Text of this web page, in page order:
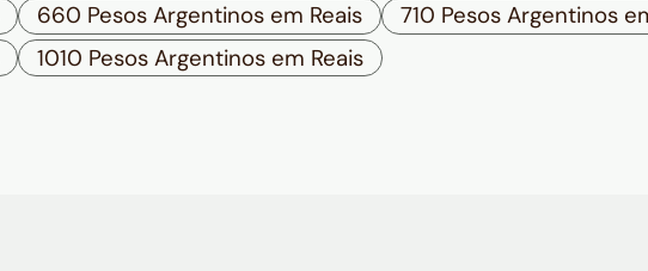
660 Pesos Argentinos em Reais
710 Pesos Argentinos
1010 Pesos Argentinos em Reais